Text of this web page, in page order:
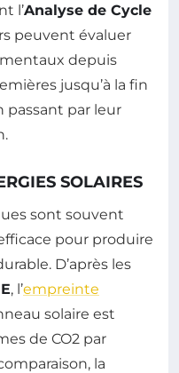
l’Analyse de Cycle
peuvent évaluer
depuis
jusqu’à la fin
passant par leur
SOLAIRES
sont souvent
pour produire
D’après les
, l’empreinte
solaire est
de CO2 par
la